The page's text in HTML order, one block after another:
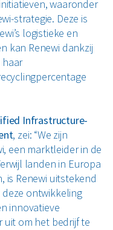
waaronder
strategie. Deze is
logistieke en
kan Renewi dankzij
haar
Infrastructure-
, zei: “We zijn
een marktleider in de
landen in Europa
is Renewi uitstekend
ontwikkeling
innovatieve
uit om het bedrijf te